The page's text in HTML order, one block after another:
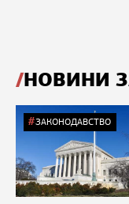
НОВИНИ
ЗАКОНОДАВСТВО